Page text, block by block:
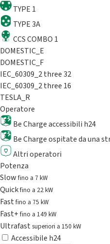
TYPE 1
TYPE 3A
CCS COMBO 1
DOMESTIC_E
DOMESTIC_F
IEC_60309_2 three 32
IEC_60309_2 three 16
TESLA_R
Operatore
Be Charge accessibili h24
Be Charge ospitate da una
Altri operatori
Potenza
Slowfino a 7 kW
Quickfino a 22 kW
Fastfino a 75 kW
Fast+fino a 149 kW
Ultrafast superiori a 150 kW
Accessibile h24